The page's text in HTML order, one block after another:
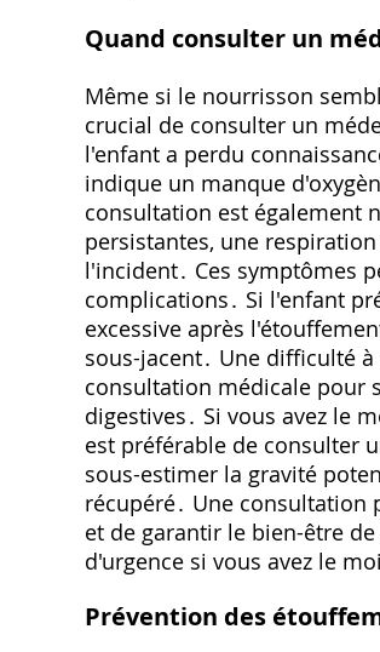
Quand consulter un
Même si le nourrisson
crucial de consulter un
l'enfant a perdu
indique un manque
consultation est également
persistantes, une
l'incident․ Ces symptômes
complications․ Si l'enfant
excessive après
sous-jacent․ Une difficulté
consultation médicale pour
digestives․ Si vous avez le
est préférable de consulter
sous-estimer la gravité
récupéré․ Une
et de garantir le bien-être
d'urgence si vous avez le
Prévention des